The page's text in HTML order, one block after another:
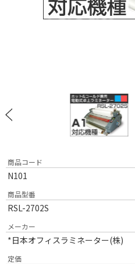
商品コード
N101
商品型番
RSL-2702S
メーカー
*日本オフィスラミネーター(株)
定価